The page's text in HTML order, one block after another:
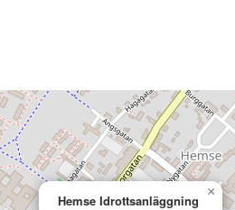
Hemse Idrottsanläggning
×